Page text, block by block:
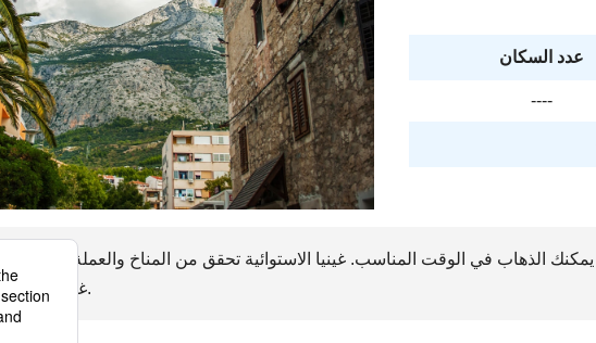
عدد السكان
----
الذهاب في الوقت المناسب. غينيا الاستوائية تحقق من المناخ والعملة والدين
غينيا الاستوائية لنستمتع بالرحلة.